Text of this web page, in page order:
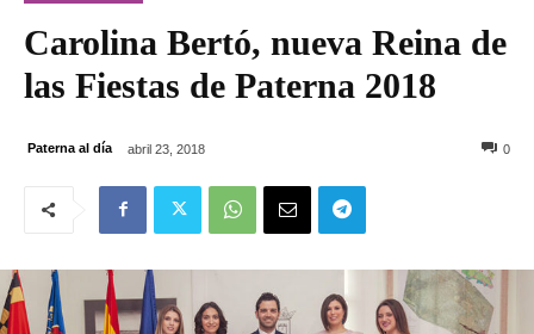
Carolina Bertó, nueva Reina de
las Fiestas de Paterna 2018
Paterna al día abril 23, 2018 0